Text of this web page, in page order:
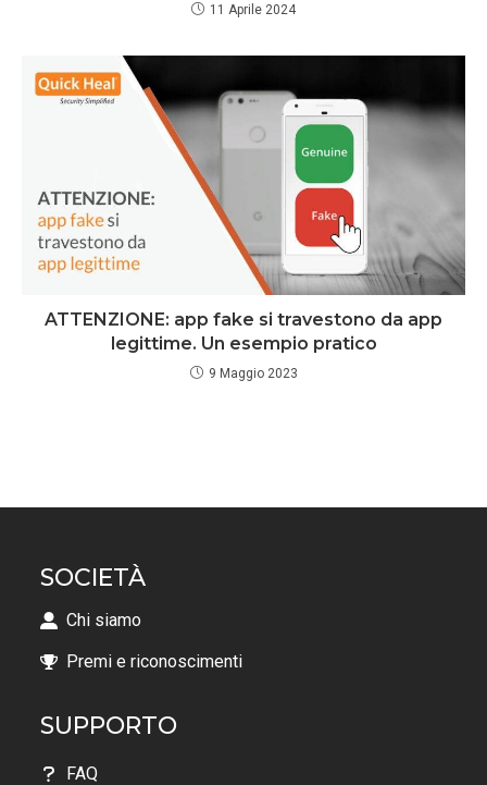
11 Aprile 2024
ATTENZIONE: app fake si travestono da app
legittime. Un esempio pratico
9 Maggio 2023
SOCIETÀ
Chi siamo
Premi e riconoscimenti
SUPPORTO
FAQ